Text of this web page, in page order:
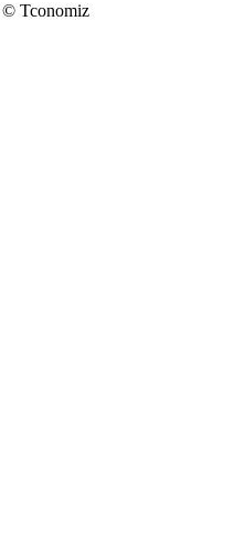
© Tconomiz